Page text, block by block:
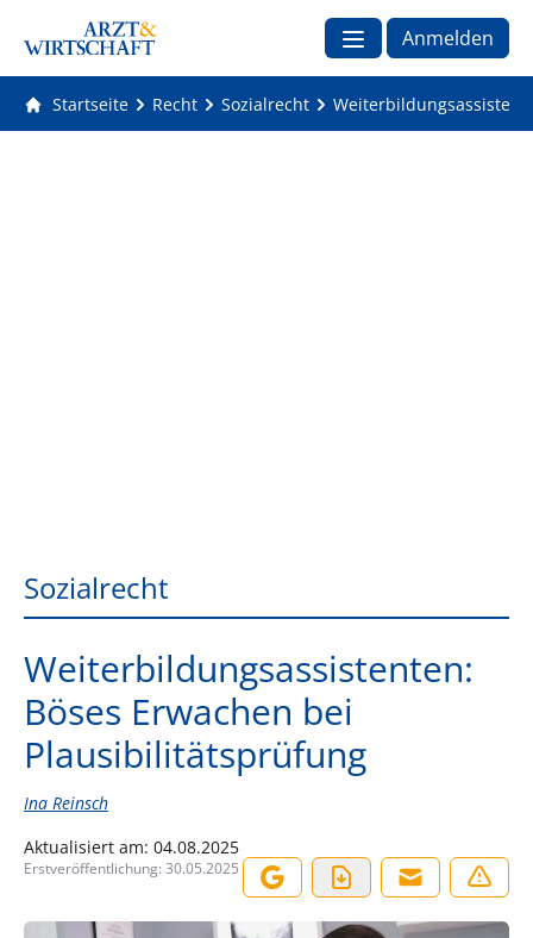
Anmelden
Startseite Recht Sozialrecht
Sozialrecht
Weiterbildungsassistenten:
Böses Erwachen bei
Plausibilitätsprüfung
Ina Reinsch
Aktualisiert am: 04.08.2025
Erstveröffentlichung: 30.05.2025